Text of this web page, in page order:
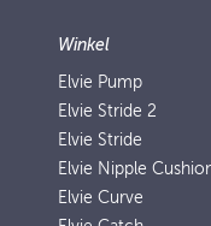
Winkel
Elvie Pump
Elvie Stride 2
Elvie Stride
Elvie Nipple
Elvie Curve